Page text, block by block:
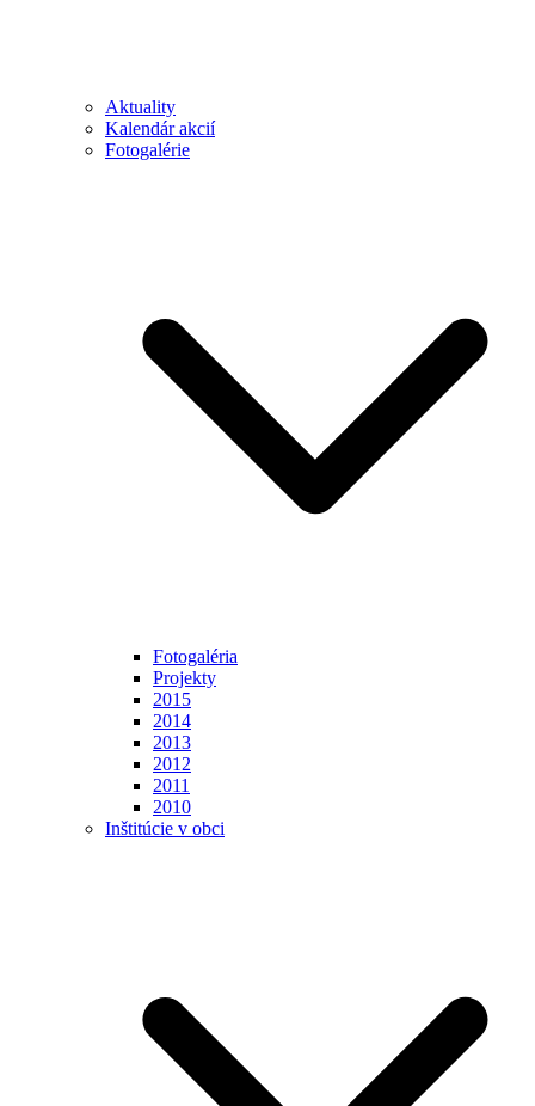
Aktuality
Kalendár akcií
Fotogalérie
Fotogaléria
Projekty
2015
2014
2013
2012
2011
2010
Inštitúcie v obci